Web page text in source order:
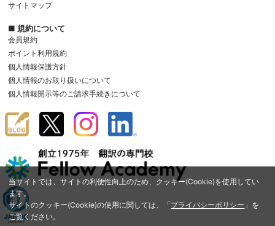
当サイトでは、サイトの利便性向上のため、クッキー(Cookie)を使用してい
ます。
サイトのクッキー(Cookie)の使用に関しては、「プライバシーポリシー 」を
ご覧ください。
サイトマップ
■ 規約について
会員規約
ポイント利用規約
個人情報保護方針
個人情報のお取り扱いについて
個人情報開示等のご請求手続きについて